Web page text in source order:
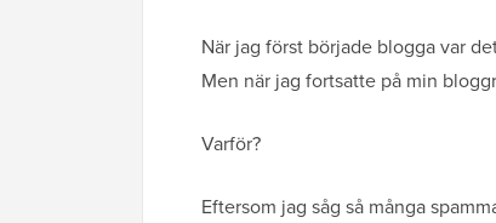
När jag först började blogga var
Men när jag fortsatte på min
Varför?
Eftersom jag såg så många